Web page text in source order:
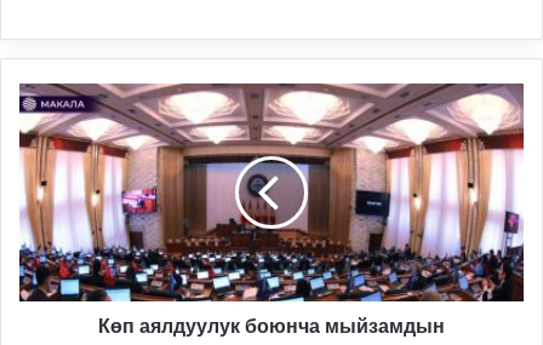
Көп
аялдуулук
боюнча
мыйзамдын
создуктурулушу
Көп аялдуулук боюнча мыйзамдын